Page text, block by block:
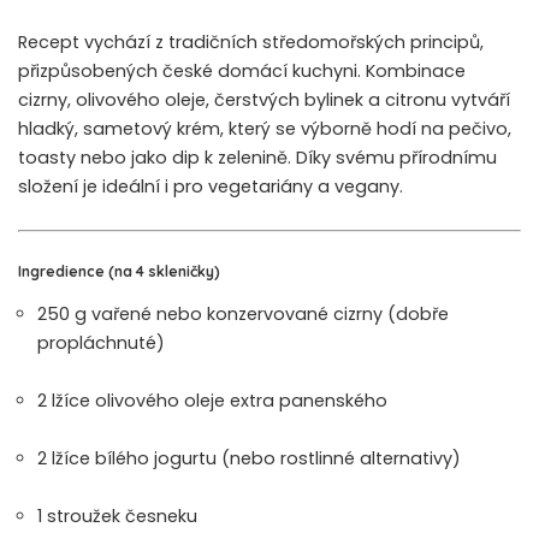
Recept vychází z tradičních středomořských principů,
přizpůsobených české domácí kuchyni. Kombinace
cizrny, olivového oleje, čerstvých bylinek a citronu vytváří
hladký, sametový krém, který se výborně hodí na pečivo,
toasty nebo jako dip k zelenině. Díky svému přírodnímu
složení je ideální i pro vegetariány a vegany.
Ingredience (na 4 skleničky)
250 g vařené nebo konzervované cizrny (dobře
propláchnuté)
2 lžíce olivového oleje extra panenského
2 lžíce bílého jogurtu (nebo rostlinné alternativy)
1 stroužek česneku